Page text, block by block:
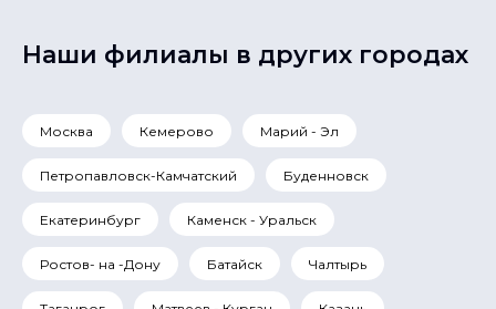
Наши филиалы в других городах
Москва Кемерово Марий - Эл
Петропавловск-Камчатский Буденновск
Екатеринбург Каменск - Уральск
Ростов- на -Дону Батайск Чалтырь